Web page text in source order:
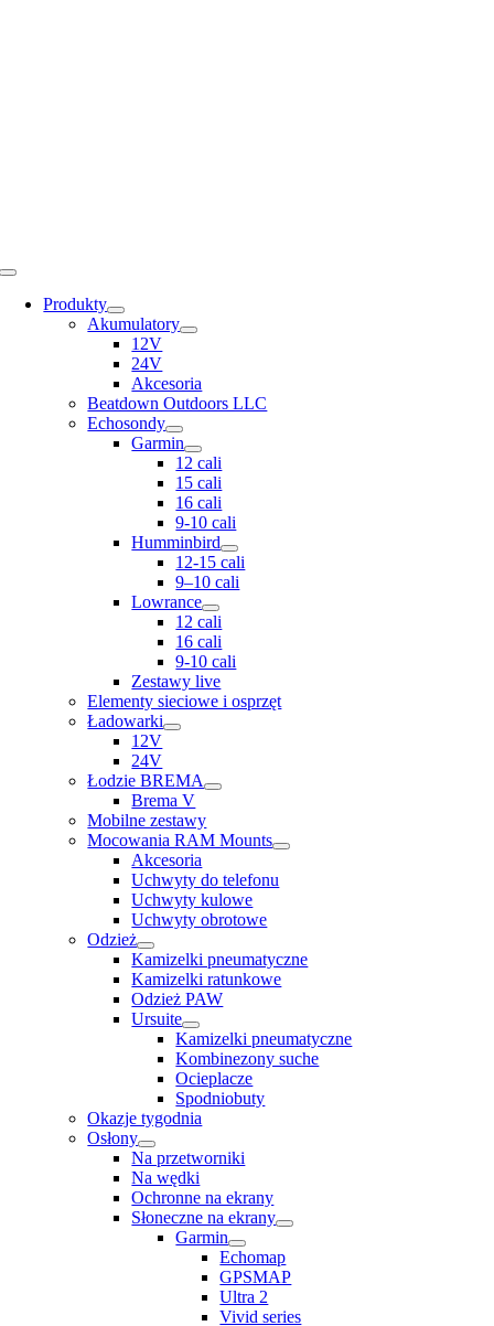
Toggle
NavigationProdukty
Akumulatory
12V
24V
Akcesoria
Beatdown Outdoors LLC
Echosondy
Garmin
12 cali
15 cali
16 cali
9-10 cali
Humminbird
12-15 cali
9–10 cali
Lowrance
12 cali
16 cali
9-10 cali
Zestawy live
Elementy sieciowe i osprzęt
Ładowarki
12V
24V
Łodzie BREMA
Brema V
Mobilne zestawy
Mocowania RAM Mounts
Akcesoria
Uchwyty do telefonu
Uchwyty kulowe
Uchwyty obrotowe
Odzież
Kamizelki pneumatyczne
Kamizelki ratunkowe
Odzież PAW
Ursuite
Kamizelki pneumatyczne
Kombinezony suche
Ocieplacze
Spodniobuty
Okazje tygodnia
Osłony
Na przetworniki
Na wędki
Ochronne na ekrany
Słoneczne na ekrany
Garmin
Echomap
GPSMAP
Ultra 2
Vivid series